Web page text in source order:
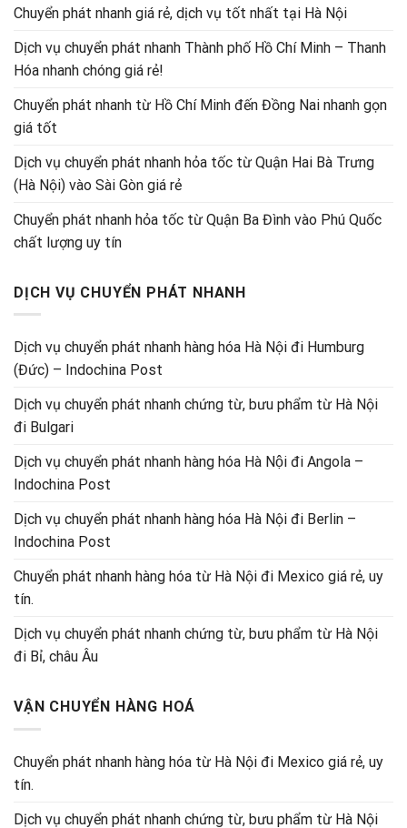
Chuyển phát nhanh giá rẻ, dịch vụ tốt nhất tại Hà Nội
Dịch vụ chuyển phát nhanh Thành phố Hồ Chí Minh – Thanh
Hóa nhanh chóng giá rẻ!
Chuyển phát nhanh từ Hồ Chí Minh đến Đồng Nai nhanh gọn
giá tốt
Dịch vụ chuyển phát nhanh hỏa tốc từ Quận Hai Bà Trưng
(Hà Nội) vào Sài Gòn giá rẻ
Chuyển phát nhanh hỏa tốc từ Quận Ba Đình vào Phú Quốc
chất lượng uy tín
DỊCH VỤ CHUYỂN PHÁT NHANH
Dịch vụ chuyển phát nhanh hàng hóa Hà Nội đi Humburg
(Đức) – Indochina Post
Dịch vụ chuyển phát nhanh chứng từ, bưu phẩm từ Hà Nội
đi Bulgari
Dịch vụ chuyển phát nhanh hàng hóa Hà Nội đi Angola –
Indochina Post
Dịch vụ chuyển phát nhanh hàng hóa Hà Nội đi Berlin –
Indochina Post
Chuyển phát nhanh hàng hóa từ Hà Nội đi Mexico giá rẻ, uy
tín.
Dịch vụ chuyển phát nhanh chứng từ, bưu phẩm từ Hà Nội
đi Bỉ, châu Âu
VẬN CHUYỂN HÀNG HOÁ
Chuyển phát nhanh hàng hóa từ Hà Nội đi Mexico giá rẻ, uy
tín.
Dịch vụ chuyển phát nhanh chứng từ, bưu phẩm từ Hà Nội